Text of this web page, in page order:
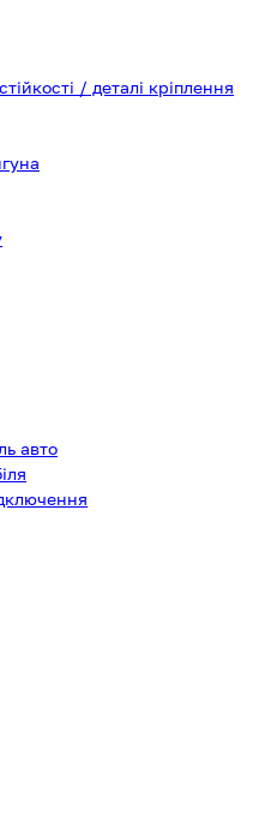
/ деталі кріплення
авто